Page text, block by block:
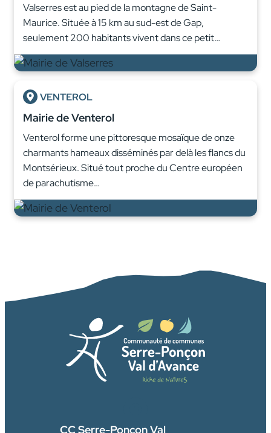
Valserres est au pied de la montagne de Saint-
Maurice. Située à 15 km au sud-est de Gap,
seulement 200 habitants vivent dans ce petit…
VENTEROL
Mairie de Venterol
Venterol forme une pittoresque mosaïque de onze
charmants hameaux disséminés par delà les flancs du
Montsérieux. Situé tout proche du Centre européen
de parachutisme…
CC Serre-Ponçon Val